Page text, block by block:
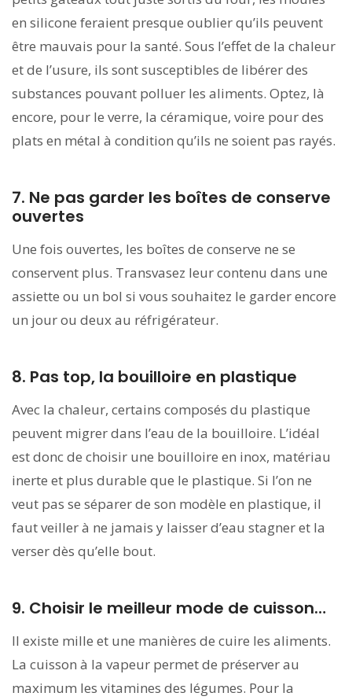
en silicone feraient presque oublier qu’ils peuvent
être mauvais pour la santé. Sous l’effet de la chaleur
et de l’usure, ils sont susceptibles de libérer des
substances pouvant polluer les aliments. Optez, là
encore, pour le verre, la céramique, voire pour des
plats en métal à condition qu’ils ne soient pas rayés.
7. Ne pas garder les boîtes de conserve
ouvertes
Une fois ouvertes, les boîtes de conserve ne se
conservent plus. Transvasez leur contenu dans une
assiette ou un bol si vous souhaitez le garder encore
un jour ou deux au réfrigérateur.
8. Pas top, la bouilloire en plastique
Avec la chaleur, certains composés du plastique
peuvent migrer dans l’eau de la bouilloire. L’idéal
est donc de choisir une bouilloire en inox, matériau
inerte et plus durable que le plastique. Si l’on ne
veut pas se séparer de son modèle en plastique, il
faut veiller à ne jamais y laisser d’eau stagner et la
verser dès qu’elle bout.
9. Choisir le meilleur mode de cuisson…
Il existe mille et une manières de cuire les aliments.
La cuisson à la vapeur permet de préserver au
maximum les vitamines des légumes. Pour la